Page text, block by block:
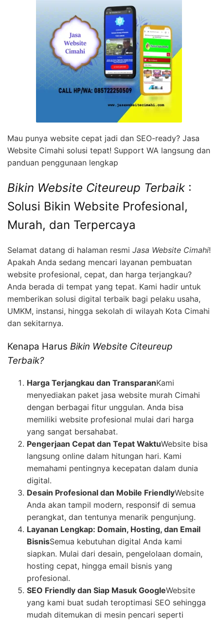
Mau punya website cepat jadi dan SEO-ready? Jasa
Website Cimahi solusi tepat! Support WA langsung dan
panduan penggunaan lengkap
Bikin Website Citeureup Terbaik :
Solusi Bikin Website Profesional,
Murah, dan Terpercaya
Selamat datang di halaman resmi Jasa Website Cimahi!
Apakah Anda sedang mencari layanan pembuatan
website profesional, cepat, dan harga terjangkau?
Anda berada di tempat yang tepat. Kami hadir untuk
memberikan solusi digital terbaik bagi pelaku usaha,
UMKM, instansi, hingga sekolah di wilayah Kota Cimahi
dan sekitarnya.
Kenapa Harus Bikin Website Citeureup
Terbaik?
Harga Terjangkau dan TransparanKami
menyediakan paket jasa website murah Cimahi
dengan berbagai fitur unggulan. Anda bisa
memiliki website profesional mulai dari harga
yang sangat bersahabat.
Pengerjaan Cepat dan Tepat WaktuWebsite bisa
langsung online dalam hitungan hari. Kami
memahami pentingnya kecepatan dalam dunia
digital.
Desain Profesional dan Mobile FriendlyWebsite
Anda akan tampil modern, responsif di semua
perangkat, dan tentunya menarik pengunjung.
Layanan Lengkap: Domain, Hosting, dan Email
BisnisSemua kebutuhan digital Anda kami
siapkan. Mulai dari desain, pengelolaan domain,
hosting cepat, hingga email bisnis yang
profesional.
SEO Friendly dan Siap Masuk GoogleWebsite
yang kami buat sudah teroptimasi SEO sehingga
mudah ditemukan di mesin pencari seperti